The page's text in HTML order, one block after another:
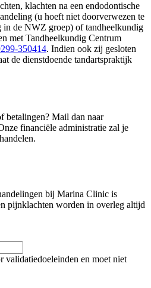
klachten na een endodontische
(u hoeft niet doorverwezen te
de NWZ groep) of tandheelkundig
met Tandheelkundig Centrum
350414. Indien ook zij gesloten
de dienstdoende tandartspraktijk
betalingen? Mail dan naar
financiële administratie zal je
bij Marina Clinic is
pijnklachten worden in overleg altijd
validatiedoeleinden en moet niet